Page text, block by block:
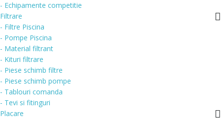
- Echipamente competitie
Filtrare
- Filtre Piscina
- Pompe Piscina
- Material filtrant
- Kituri filtrare
- Piese schimb filtre
- Piese schimb pompe
- Tablouri comanda
- Tevi si fitinguri
Placare